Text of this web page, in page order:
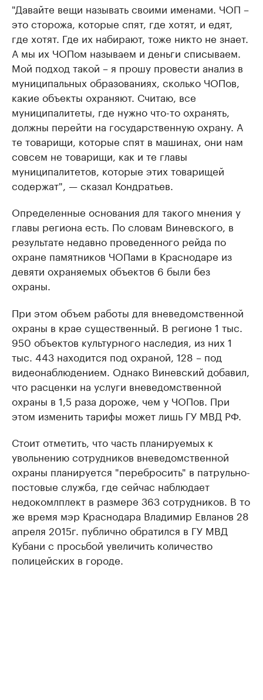
"Давайте вещи называть своими именами. ЧОП –
это сторожа, которые спят, где хотят, и едят,
где хотят. Где их набирают, тоже никто не знает.
А мы их ЧОПом называем и деньги списываем.
Мой подход такой – я прошу провести анализ в
муниципальных образованиях, сколько ЧОПов,
какие объекты охраняют. Считаю, все
муниципалитеты, где нужно что-то охранять,
должны перейти на государственную охрану. А
те товарищи, которые спят в машинах, они нам
совсем не товарищи, как и те главы
муниципалитетов, которые этих товарищей
содержат", — сказал Кондратьев.
Определенные основания для такого мнения у
главы региона есть. По словам Виневского, в
результате недавно проведенного рейда по
охране памятников ЧОПами в Краснодаре из
девяти охраняемых объектов 6 были без
охраны.
При этом объем работы для вневедомственной
охраны в крае существенный. В регионе 1 тыс.
950 объектов культурного наследия, из них 1
тыс. 443 находится под охраной, 128 – под
видеонаблюдением. Однако Виневский добавил,
что расценки на услуги вневедомственной
охраны в 1,5 раза дороже, чем у ЧОПов. При
этом изменить тарифы может лишь ГУ МВД РФ.
Стоит отметить, что часть планируемых к
увольнению сотрудников вневедомственной
охраны планируется "перебросить" в патрульно-
постовые служба, где сейчас наблюдает
недокомлплект в размере 363 сотрудников. В то
же время мэр Краснодара Владимир Евланов 28
апреля 2015г. публично обратился в ГУ МВД
Кубани с просьбой увеличить количество
полицейских в городе.